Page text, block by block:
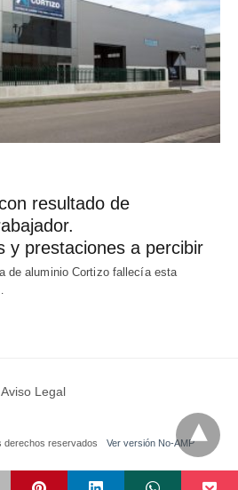
resultado de
y prestaciones a percibir
de aluminio Cortizo fallecía esta
Aviso Legal
derechos reservados Ver versión No-AMP